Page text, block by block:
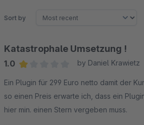
Sort by
Katastrophale Umsetzung !
1.0
by Daniel Krawietz
Ein Plugin für 299 Euro netto damit der
so einen Preis erwarte ich, dass ein
hier min. einen Stern vergeben muss.